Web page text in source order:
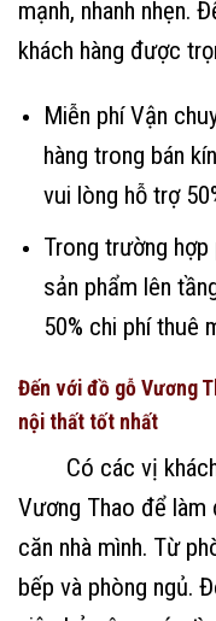
mạnh, nhanh nhẹn.
khách hàng được
Miễn phí Vận
hàng trong bán
vui lòng hỗ trợ
Trong trường
sản phẩm lên
50% chi phí thuê
Đến với đồ gỗ Vương
nội thất tốt nhất
Có các vị
Vương Thao để làm
căn nhà mình. Từ
bếp và phòng ngủ.